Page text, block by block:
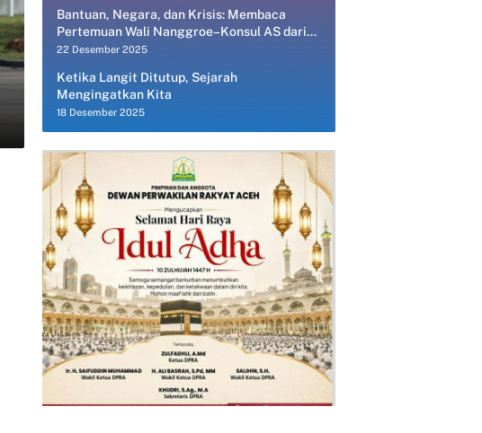
Bantuan, Negara, dan Krisis: Membaca
Pertemuan Wali Nanggroe–Konsul AS dari
Perspektif Ekonomi Politik
22 Desember 2025
Ketika Langit Ditutup, Sejarah
Mengingatkan Kita
18 Desember 2025